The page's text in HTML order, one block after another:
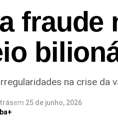
fraude
na crise da
em 25 de junho, 2026